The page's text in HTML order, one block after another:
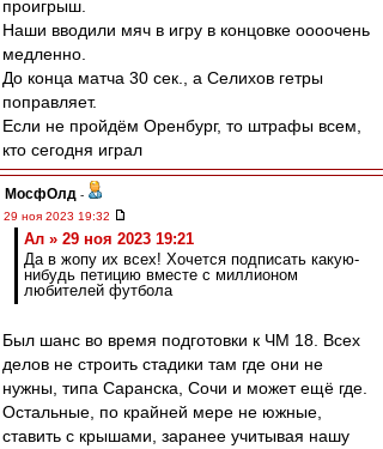
проигрыш.
Наши вводили мяч в игру в концовке оооочень
медленно.
До конца матча 30 сек., а Селихов гетры
поправляет.
Если не пройдём Оренбург, то штрафы всем,
кто сегодня играл
МосфОлд -
29 ноя 2023 19:32
Ал » 29 ноя 2023 19:21
Да в жопу их всех! Хочется подписать какую-
нибудь петицию вместе с миллионом
любителей футбола
Был шанс во время подготовки к ЧМ 18. Всех
делов не строить стадики там где они не
нужны, типа Саранска, Сочи и может ещё где.
Остальные, по крайней мере не южные,
ставить с крышами, заранее учитывая нашу